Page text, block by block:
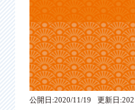
公開日:2020/11/19 更新日